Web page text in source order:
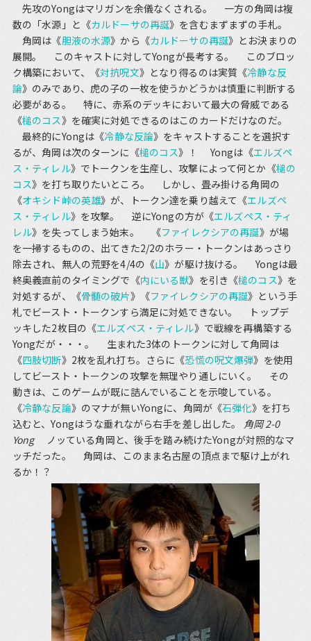
先攻のYongはマリガンを余儀なくされる。 一方の角岡は複
数の「水源」と《カルドーサの再誕》を含むまずまずの手札。
角岡は《胆液の水源》から《カルドーサの再誕》とお決まりの
展開。 このキャストに対してYongが長考する。 このブロッ
ク構築において、《対抗呪文》となり得るのは実質《冷静な反
論》のみであり、虎の子の一枚を使うかどうかは慎重に判断する
必要がある。 特に、赤系のデッキにおいて最大の脅威である
《槌のコス》を確実に対処できるのはこのカードだけなのだ。
最終的にYongは《冷静な反論》をキャストすることを選択す
るが、角岡は次のターンに《槌のコス》！ Yongは《エルズペ
ス・ティレル》でトークンを生産し、攻撃によって何とか《槌の
コス》を打ち取りたいところ。 しかし、畳み掛ける角岡の
《オキシド峠の英雄》が、トークン達を乗り越えて《エルズペ
ス・ティレル》を攻撃。 逆にYongの方が《エルズペス・ティ
レル》を失ってしまう始末。 《ファイレクシアの再誕》が場
を一掃するものの、出てきた2/2のホラー・トークンはあっさり
除去され、無人の荒野を4/4の《山》が駆け抜ける。 Yongは最
終奥義直前のタイミングで《内にいる獣》を引き《槌のコス》を
対処するが、《骨髄の破片》《ファイレクシアの再誕》という手
札でビースト・トークンすら満足に対処できない。 トップデ
ッキした2枚目の《エルズペス・ティレル》で戦線を再構築する
Yongだが・・・。 生まれた3体のトークンに対して角岡は
《四肢切断》2枚を乱れ打ち。さらに《恐慌の呪文爆弾》を使用
してビースト・トークンの攻撃を無理やり通しにいく。 その
動きは、このゲームが既に詰んでいることを示唆している。
《冷静な反論》のマナが無いYongに、角岡が《石弾化》を打ち
込むと、Yongはうな垂れながら右手を差し出した。
角岡 2-0
Yongノッている角岡と、後手を踏み続けたYongが対照的なマ
ッチだった。 角岡は、このまま名古屋の頂点まで駆け上がれ
るか！？